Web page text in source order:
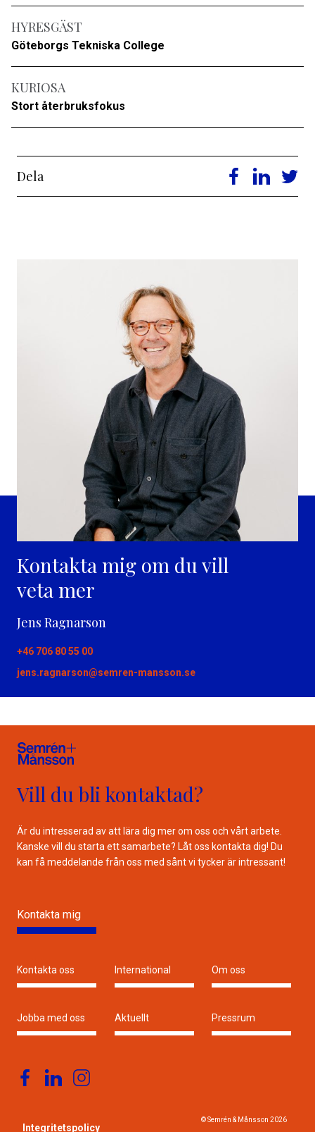
HYRESGÄST
Göteborgs Tekniska College
KURIOSA
Stort återbruksfokus
Dela
Kontakta mig om du vill
veta mer
Jens Ragnarson
+46 706 80 55 00
jens.ragnarson@semren-mansson.se
Vill du bli kontaktad?
Är du intresserad av att lära dig mer om oss och vårt arbete.
Kanske vill du starta ett samarbete? Låt oss kontakta dig! Du
kan få meddelande från oss med sånt vi tycker är intressant!
Kontakta mig
Kontakta oss International Om oss
Jobba med oss Aktuellt Pressrum
Integritetspolicy
© Semrén & Månsson 2026